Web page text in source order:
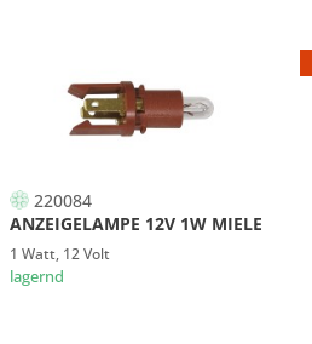
220084
ANZEIGELAMPE 12V 1W MIELE
1 Watt, 12 Volt
lagernd